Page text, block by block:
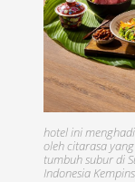
hotel ini
oleh citarasa
tumbuh subur di
Indonesia